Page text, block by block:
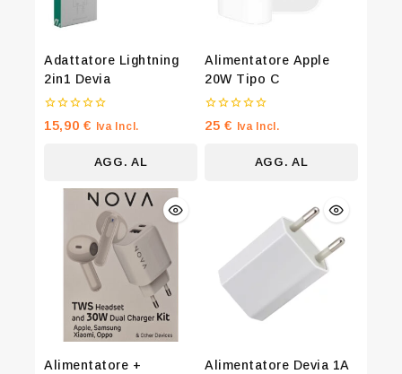
Adattatore Lightning
2in1 Devia
0
su
15,90€ Iva Incl.
AGG. AL
Alimentatore Apple
20W Tipo C
0
su
25€ Iva Incl.
AGG. AL
Alimentatore +
Alimentatore Devia 1A